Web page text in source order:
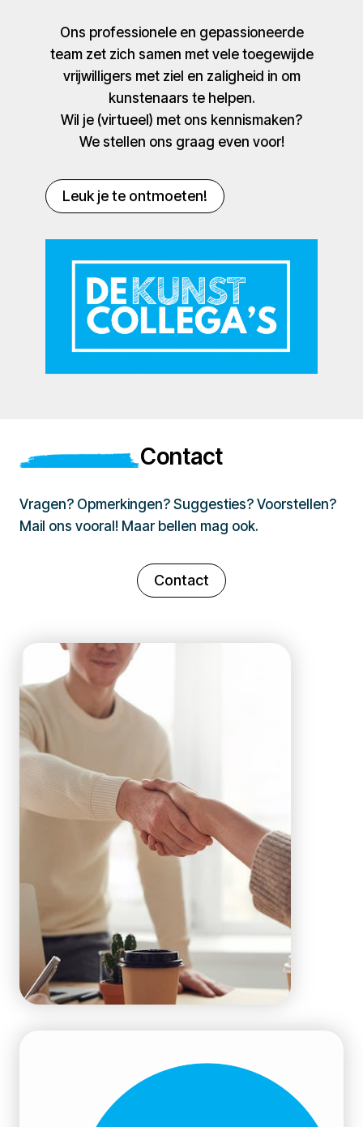
Ons professionele en gepassioneerde
team zet zich samen met vele toegewijde
vrijwilligers met ziel en zaligheid in om
kunstenaars te helpen.
Wil je (virtueel) met ons kennismaken?
We stellen ons graag even voor!
Leuk je te ontmoeten!
Contact
Vragen? Opmerkingen? Suggesties? Voorstellen?
Mail ons vooral! Maar bellen mag ook.
Contact